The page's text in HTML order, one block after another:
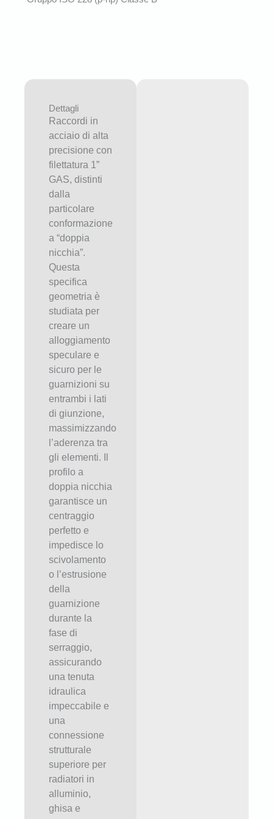
Dettagli
Raccordi in
acciaio di alta
precisione con
filettatura 1”
GAS, distinti
dalla
particolare
conformazione
a “doppia
nicchia”.
Questa
specifica
geometria è
studiata per
creare un
alloggiamento
speculare e
sicuro per le
guarnizioni su
entrambi i lati
di giunzione,
massimizzando
l’aderenza tra
gli elementi. Il
profilo a
doppia nicchia
garantisce un
centraggio
perfetto e
impedisce lo
scivolamento
o l’estrusione
della
guarnizione
durante la
fase di
serraggio,
assicurando
una tenuta
idraulica
impeccabile e
una
connessione
strutturale
superiore per
radiatori in
alluminio,
ghisa e